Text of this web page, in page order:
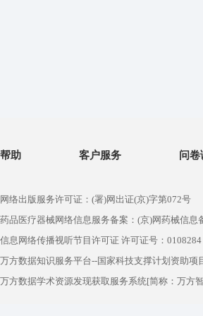
帮助 客户服务 问卷
网络出版服务许可证：(署)网出证(京)字第072号
药品医疗器械网络信息服务备案：(京)网药械信息
信息网络传播视听节目许可证 许可证号：0108284
万方数据知识服务平台--国家科技支撑计划资助项
万方数据学术资源发现获取服务系统[简称：万方